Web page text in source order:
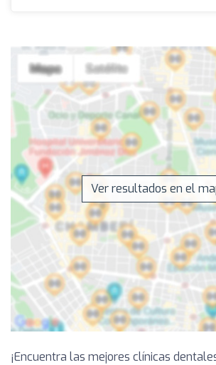
Ver resultados en el
¡Encuentra las mejores clínicas